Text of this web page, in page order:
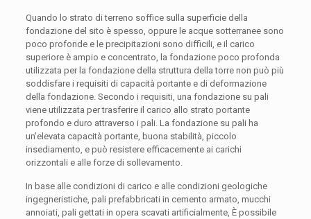
Quando lo strato di terreno soffice sulla superficie della
fondazione del sito è spesso, oppure le acque sotterranee sono
poco profonde e le precipitazioni sono difficili, e il carico
superiore è ampio e concentrato, la fondazione poco profonda
utilizzata per la fondazione della struttura della torre non può più
soddisfare i requisiti di capacità portante e di deformazione
della fondazione. Secondo i requisiti, una fondazione su pali
viene utilizzata per trasferire il carico allo strato portante
profondo e duro attraverso i pali. La fondazione su pali ha
un'elevata capacità portante, buona stabilità, piccolo
insediamento, e può resistere efficacemente ai carichi
orizzontali e alle forze di sollevamento.
In base alle condizioni di carico e alle condizioni geologiche
ingegneristiche, pali prefabbricati in cemento armato, mucchi
annoiati, pali gettati in opera scavati artificialmente, È possibile